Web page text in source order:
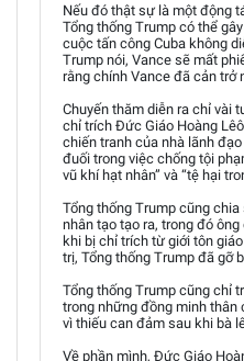
Nếu đó thật sự là một động
Tổng thống Trump có thể
cuộc tấn công Cuba không
Trump nói, Vance sẽ mất
rằng chính Vance đã cản trở
Chuyến thăm diễn ra chỉ vài
chỉ trích Đức Giáo Hoàng
chiến tranh của nhà lãnh đạo
đuối trong việc chống tội
vũ khí hạt nhân” và “tệ hại
Tổng thống Trump cũng
nhân tạo tạo ra, trong đó
khi bị chỉ trích từ giới tôn
trị, Tổng thống Trump đã gỡ
Tổng thống Trump cũng chỉ
trong những đồng minh thân
vì thiếu can đảm sau khi bà
Về phần mình, Đức Giáo